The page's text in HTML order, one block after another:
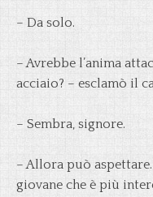
– Da solo.
– Avrebbe l’anima
acciaio? – esclamò il
– Sembra, signore.
– Allora può
giovane che è più